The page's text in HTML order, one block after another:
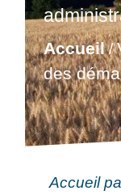
Accueil/
des
Accueil